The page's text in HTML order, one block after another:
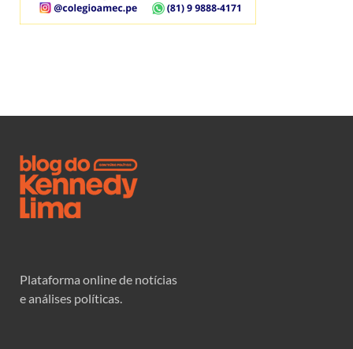
Plataforma online de notícias
e análises políticas.